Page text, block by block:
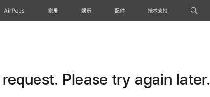
AirPods 家居 娱乐 配件 技术支持
Please try again later.